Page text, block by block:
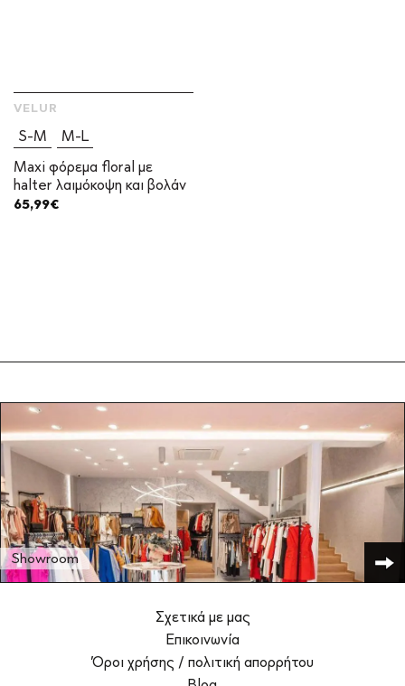
S-M
M-L
Maxi φόρεμα floral με
halter λαιμόκοψη και βολάν
VELUR
65,99€
Showroom
Σχετικά με μας
Επικοινωνία
Όροι χρήσης / πολιτική απορρήτου